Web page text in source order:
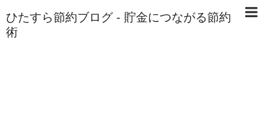
ひたすら節約ブログ - 貯金につながる節約
術